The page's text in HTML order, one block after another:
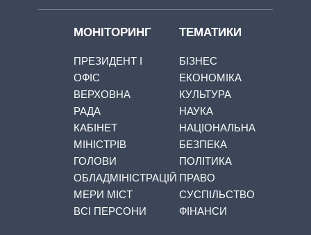
МОНІТОРИНГ
ПРЕЗИДЕНТ І
ОФІС
ВЕРХОВНА
РАДА
КАБІНЕТ
МІНІСТРІВ
ГОЛОВИ
ОБЛАДМІНІСТРАЦІЙ
МЕРИ МІСТ
ВСІ ПЕРСОНИ
ТЕМАТИКИ
БІЗНЕС
ЕКОНОМІКА
КУЛЬТУРА
НАУКА
НАЦІОНАЛЬНА
БЕЗПЕКА
ПОЛІТИКА
ПРАВО
СУСПІЛЬСТВО
ФІНАНСИ